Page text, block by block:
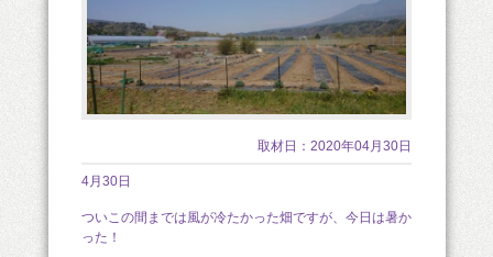
取材日：2020年04月30日
4月30日
ついこの間までは風が冷たかった畑ですが、今日は暑か
った！